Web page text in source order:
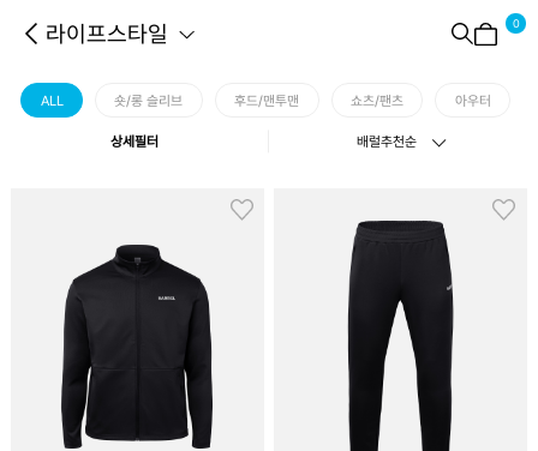
라이프스타일 0
ALL 숏/롱 슬리브 후드/맨투맨 쇼츠/팬츠 아우터
상세필터 배럴추천순